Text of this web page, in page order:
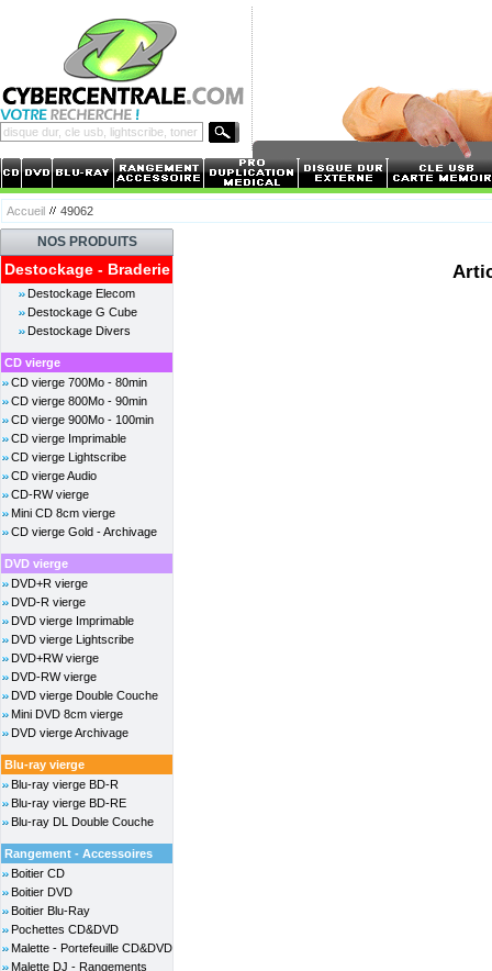
Accueil 49062
NOS PRODUITS
Destockage - Braderie
Destockage Elecom
Destockage G Cube
Destockage Divers
CD vierge
CD vierge 700Mo - 80min
CD vierge 800Mo - 90min
CD vierge 900Mo - 100min
CD vierge Imprimable
CD vierge Lightscribe
CD vierge Audio
CD-RW vierge
Mini CD 8cm vierge
CD vierge Gold - Archivage
DVD vierge
DVD+R vierge
DVD-R vierge
DVD vierge Imprimable
DVD vierge Lightscribe
DVD+RW vierge
DVD-RW vierge
DVD vierge Double Couche
Mini DVD 8cm vierge
DVD vierge Archivage
Blu-ray vierge
Blu-ray vierge BD-R
Blu-ray vierge BD-RE
Blu-ray DL Double Couche
Rangement - Accessoires
Boitier CD
Boitier DVD
Boitier Blu-Ray
Pochettes CD&DVD
Malette - Portefeuille CD&DVD
Malette DJ - Rangements